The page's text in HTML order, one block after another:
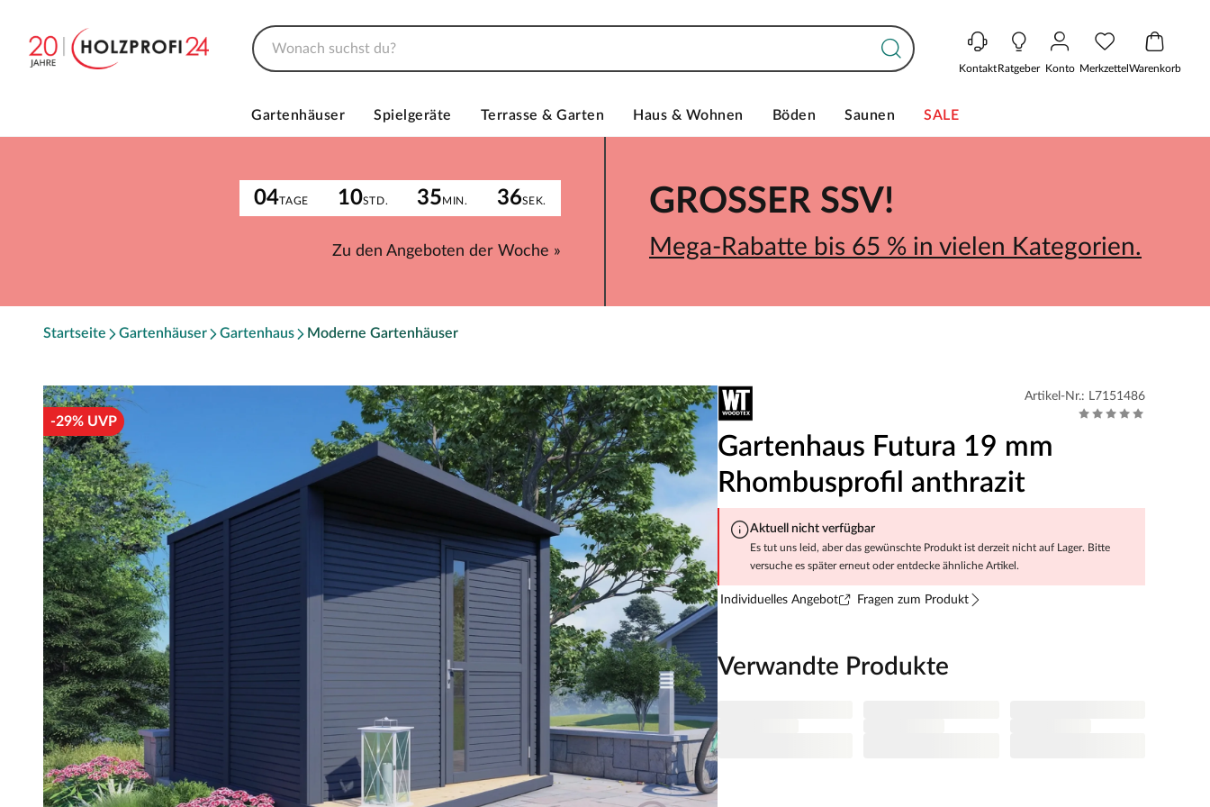
KontaktRatgeber Konto MerkzettelWarenkorb
Gartenhäuser Spielgeräte Terrasse & Garten Haus & Wohnen Böden Saunen SALE
04TAGE 10STD. 35MIN. 36SEK.
Zu den Angeboten der Woche »
GROSSER SSV!
Mega-Rabatte bis 65 % in vielen Kategorien.
Startseite Gartenhäuser Gartenhaus Moderne Gartenhäuser
-29% UVP
Artikel-Nr.: L7151486
Gartenhaus Futura 19 mm
Rhombusprofil anthrazit
Aktuell nicht verfügbar
Es tut uns leid, aber das gewünschte Produkt ist derzeit nicht auf Lager. Bitte
versuche es später erneut oder entdecke ähnliche Artikel.
Individuelles Angebot Fragen zum Produkt
Verwandte Produkte